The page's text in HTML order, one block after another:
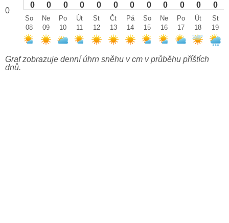
0 0 0 0 0 0 0 0 0 0 0 0
0
So
08
Ne
09
Po
10
Út
11
St
12
Čt
13
Pá
14
So
15
Ne
16
Po
17
Út
18
St
19
Graf zobrazuje denní úhrn sněhu v cm v průběhu příštích
dnů.